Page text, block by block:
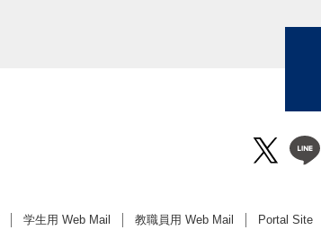
学生用 Web Mail 教職員用 Web Mail Portal Site